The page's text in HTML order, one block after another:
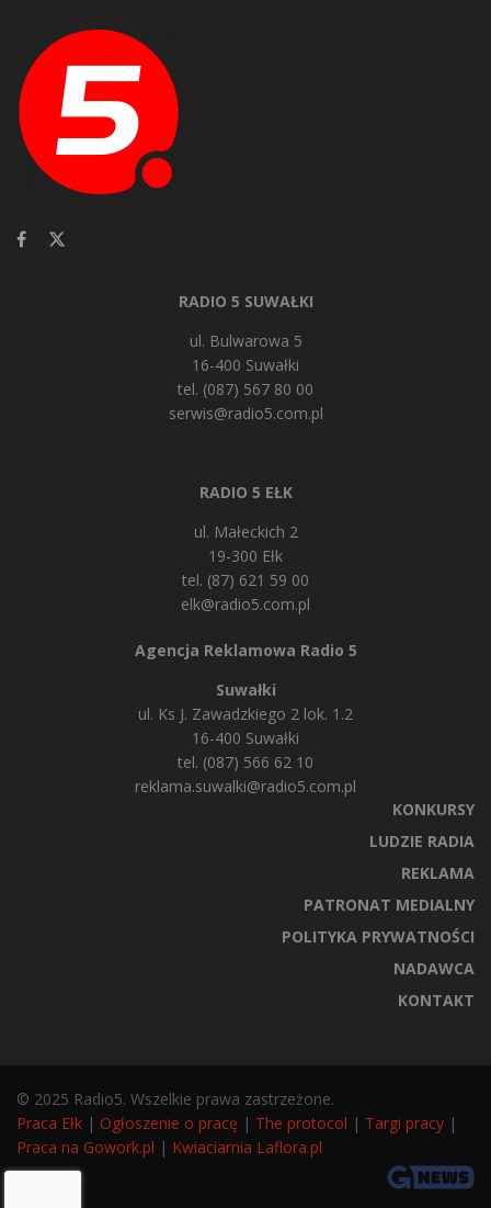
RADIO 5 SUWAŁKI
ul. Bulwarowa 5
16-400 Suwałki
tel. (087) 567 80 00
serwis@radio5.com.pl
RADIO 5 EŁK
ul. Małeckich 2
19-300 Ełk
tel. (87) 621 59 00
elk@radio5.com.pl
Agencja Reklamowa Radio 5
Suwałki
ul. Ks J. Zawadzkiego 2 lok. 1.2
16-400 Suwałki
tel. (087) 566 62 10
reklama.suwalki@radio5.com.pl
KONKURSY
LUDZIE RADIA
REKLAMA
PATRONAT MEDIALNY
POLITYKA PRYWATNOŚCI
NADAWCA
KONTAKT
© 2025 Radio5. Wszelkie prawa zastrzeżone.
Praca Ełk | Ogłoszenie o pracę | The protocol | Targi pracy |
Praca na Gowork.pl | Kwiaciarnia Laflora.pl